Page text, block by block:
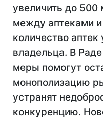
увеличить до 500
между аптеками и
количество аптек
владельца. В
меры помогут
монополизацию
устранят
конкуренцию.